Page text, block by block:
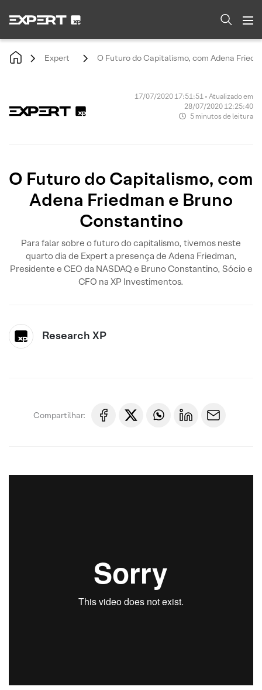
Expert O Futuro do Capitalismo, com Adena
17/07/2020 17:51:51 • Atualizado em
28/07/2020 12:25:40
5 minutos de leitura
O Futuro do Capitalismo, com
Adena Friedman e Bruno
Constantino
Para falar sobre o futuro do capitalismo, tivemos neste
quarto dia de Expert a presença de Adena Friedman,
Presidente e CEO da NASDAQ e Bruno Constantino, Sócio e
CFO na XP Investimentos.
Research XP
Compartilhar: